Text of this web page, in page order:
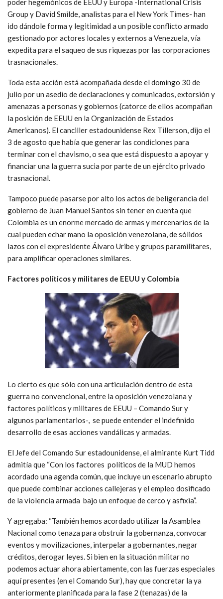
Group y David Smilde, analistas para el New York Times- han
ido dándole forma y legitimidad a un posible conflicto armado
gestionado por actores locales y externos a Venezuela, vía
expedita para el saqueo de sus riquezas por las corporaciones
trasnacionales.
Toda esta acción está acompañada desde el domingo 30 de
julio por un asedio de declaraciones y comunicados, extorsión y
amenazas a personas y gobiernos (catorce de ellos acompañan
la posición de EEUU en la Organización de Estados
Americanos). El canciller estadounidense Rex Tillerson, dijo el
3 de agosto que había que generar las condiciones para
terminar con el chavismo, o sea que está dispuesto a apoyar y
financiar una la guerra sucia por parte de un ejército privado
trasnacional.
Tampoco puede pasarse por alto los actos de beligerancia del
gobierno de Juan Manuel Santos sin tener en cuenta que
Colombia es un enorme mercado de armas y mercenarios de la
cual pueden echar mano la oposición venezolana, de sólidos
lazos con el expresidente Álvaro Uribe y grupos paramilitares,
para amplificar operaciones similares.
Factores políticos y militares de EEUU y Colombia
Lo cierto es que sólo con una articulación dentro de esta
guerra no convencional, entre la oposición venezolana y
factores políticos y militares de EEUU – Comando Sur y
algunos parlamentarios-, se puede entender el indefinido
desarrollo de esas acciones vandálicas y armadas.
El Jefe del Comando Sur estadounidense, el almirante Kurt Tidd
admitía que “Con los factores políticos de la MUD hemos
acordado una agenda común, que incluye un escenario abrupto
que puede combinar acciones callejeras y el empleo dosificado
de la violencia armada bajo un enfoque de cerco y asfixia”.
Y agregaba: “También hemos acordado utilizar la Asamblea
Nacional como tenaza para obstruir la gobernanza, convocar
eventos y movilizaciones, interpelar a gobernantes, negar
créditos, derogar leyes. Si bien en la situación militar no
podemos actuar ahora abiertamente, con las fuerzas especiales
aquí presentes (en el Comando Sur), hay que concretar la ya
anteriormente planificada para la fase 2 (tenazas) de la